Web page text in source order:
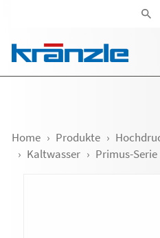
Home Produkte
Kaltwasser
Primus-Serie